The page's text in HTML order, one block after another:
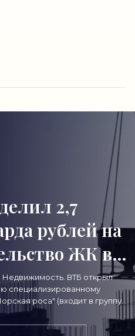
2,7
рублей на
ЖК в
-ВТБ открыл
специализированному
роса" (входит в группу
миллиарда рублей для